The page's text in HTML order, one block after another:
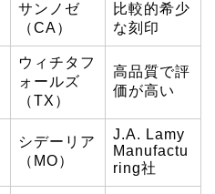
サンノゼ
（CA）
比較的希少
な刻印
ウィチタフ
ォールズ
（TX）
高品質で評
価が高い
シデーリア
（MO）
J.A. Lamy
Manufactu
ring社